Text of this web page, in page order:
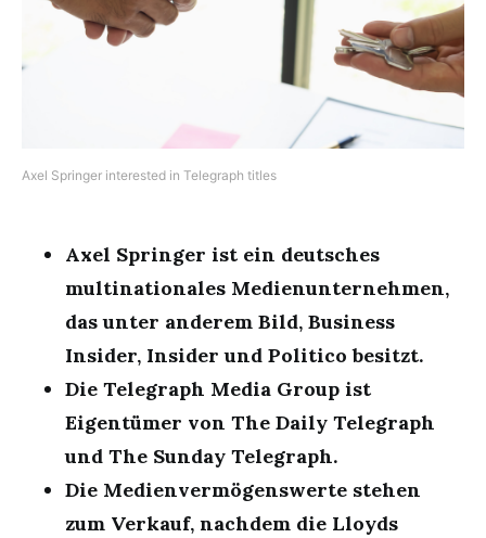
Axel Springer interested in Telegraph titles
Axel Springer ist ein deutsches
multinationales Medienunternehmen,
das unter anderem Bild, Business
Insider, Insider und Politico besitzt.
Die Telegraph Media Group ist
Eigentümer von The Daily Telegraph
und The Sunday Telegraph.
Die Medienvermögenswerte stehen
zum Verkauf, nachdem die Lloyds